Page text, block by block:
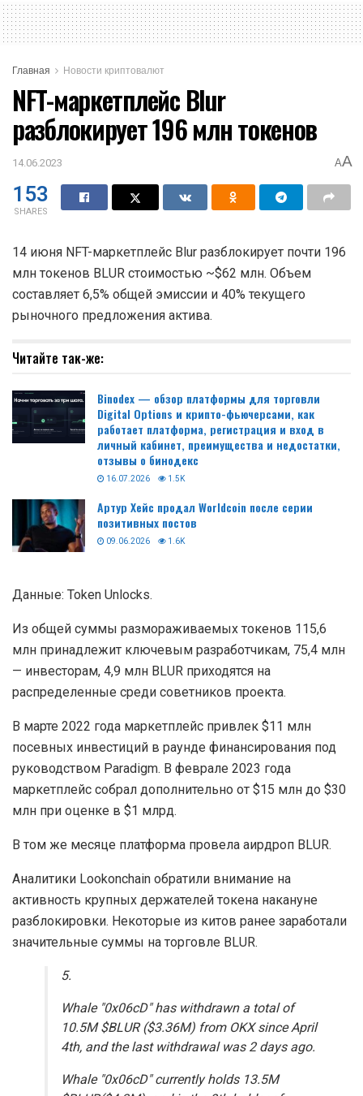
Главная Новости криптовалют
NFT-маркетплейс Blur
разблокирует 196 млн токенов
14.06.2023 AA
153
SHARES
14 июня NFT-маркетплейс Blur разблокирует почти 196
млн токенов BLUR стоимостью ~$62 млн. Объем
составляет 6,5% общей эмиссии и 40% текущего
рыночного предложения актива.
Читайте так-же:
Binodex — обзор платформы для торговли
Digital Options и крипто-фьючерсами, как
работает платформа, регистрация и вход в
личный кабинет, преимущества и недостатки,
отзывы о бинодекс
16.07.2026 1.5K
Артур Хейс продал Worldcoin после серии
позитивных постов
09.06.2026 1.6K
Данные: Token Unlocks.
Из общей суммы размораживаемых токенов 115,6
млн принадлежит ключевым разработчикам, 75,4 млн
— инвесторам, 4,9 млн BLUR приходятся на
распределенные среди советников проекта.
В марте 2022 года маркетплейс привлек $11 млн
посевных инвестиций в раунде финансирования под
руководством Paradigm. В феврале 2023 года
маркетплейс собрал дополнительно от $15 млн до $30
млн при оценке в $1 млрд.
В том же месяце платформа провела аирдроп BLUR.
Аналитики Lookonchain обратили внимание на
активность крупных держателей токена накануне
разблокировки. Некоторые из китов ранее заработали
значительные суммы на торговле BLUR.
5.
Whale "0x06cD" has withdrawn a total of
10.5M $BLUR ($3.36M) from OKX since April
4th, and the last withdrawal was 2 days ago.
Whale "0x06cD" currently holds 13.5M